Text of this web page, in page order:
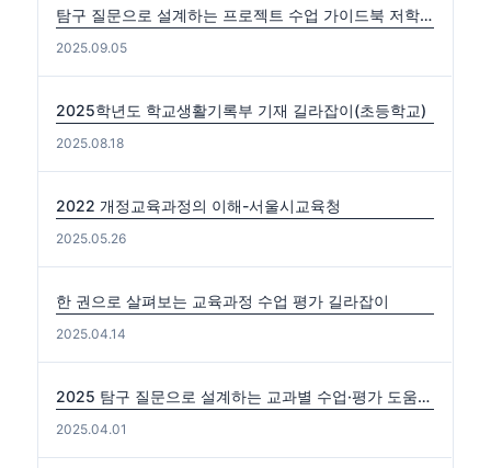
탐구 질문으로 설계하는 프로젝트 수업 가이드북 저학년편. 중·고학년편
2025.09.05
2025학년도 학교생활기록부 기재 길라잡이(초등학교)
2025.08.18
2022 개정교육과정의 이해-서울시교육청
2025.05.26
한 권으로 살펴보는 교육과정 수업 평가 길라잡이
2025.04.14
2025 탐구 질문으로 설계하는 교과별 수업·평가 도움자료(국수사과)
2025.04.01